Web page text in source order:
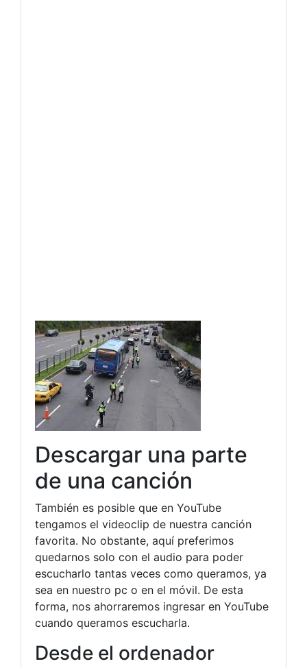
Descargar una parte
de una canción
También es posible que en YouTube
tengamos el videoclip de nuestra canción
favorita. No obstante, aquí preferimos
quedarnos solo con el audio para poder
escucharlo tantas veces como queramos, ya
sea en nuestro pc o en el móvil. De esta
forma, nos ahorraremos ingresar en YouTube
cuando queramos escucharla.
Desde el ordenador